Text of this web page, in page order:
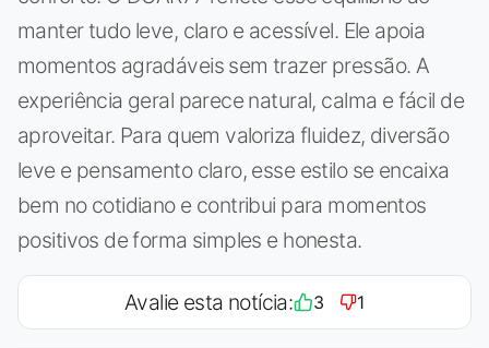
manter tudo leve, claro e acessível. Ele apoia
momentos agradáveis sem trazer pressão. A
experiência geral parece natural, calma e fácil de
aproveitar. Para quem valoriza fluidez, diversão
leve e pensamento claro, esse estilo se encaixa
bem no cotidiano e contribui para momentos
positivos de forma simples e honesta.
Avalie esta notícia: 3 1